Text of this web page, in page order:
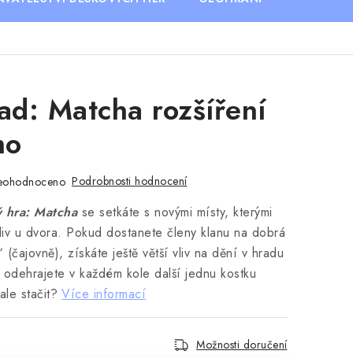
Matcha rozšíření
Podrobnosti hodnocení
hra: Matchase setkáte s novými místy, kterými
u dvora. Pokud dostanete členy klanu na dobrá
(čajovně), získáte ještě větší vliv na dění v hradu
v každém kole další jednu kostku
stačit? Více informací
Možnosti doručení